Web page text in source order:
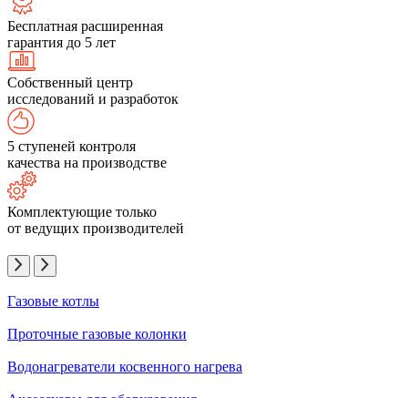
Бесплатная расширенная
гарантия до 5 лет
Собственный центр
исследований и разработок
5 ступеней контроля
качества на производстве
Комплектующие только
от ведущих производителей
Газовые котлы
Проточные газовые колонки
Водонагреватели косвенного нагрева